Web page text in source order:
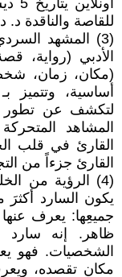
للقاصة والناقدة د.
(3) المشهد
الأدبي (رواية،
(مكان، زمان،
أساسية، وتتميز
لتكشف عن تطور
المشاهد
القارئ في قلب
القارئ جزءاً من
يكون السارد
جميعِها: يعرف
ظاهر. إنه سارد
الشخصيات. فهو
مكان تقصده،